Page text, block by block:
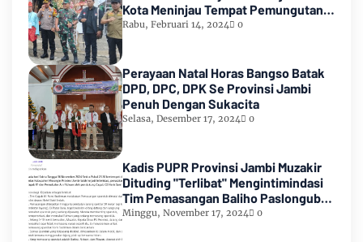
Kota Meninjau Tempat Pemungutan
Suara Pemilu 2024
Rabu, Februari 14, 2024 0
Perayaan Natal Horas Bangso Batak
DPD, DPC, DPK Se Provinsi Jambi
Penuh Dengan Sukacita
Selasa, Desember 17, 2024 0
Kadis PUPR Provinsi Jambi Muzakir
Dituding "Terlibat" Mengintimindasi
Tim Pemasangan Baliho Paslongub
Romi-Sudirman
Minggu, November 17, 2024 0